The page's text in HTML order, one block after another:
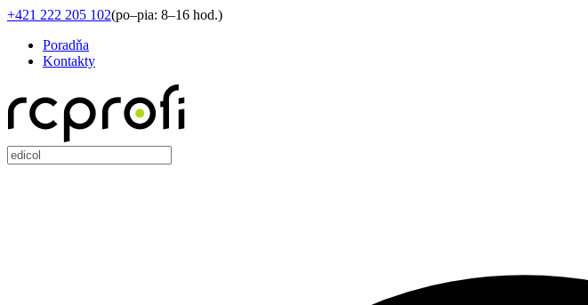
+421 222 205 102(po–pia: 8–16 hod.)
Poradňa
Kontakty